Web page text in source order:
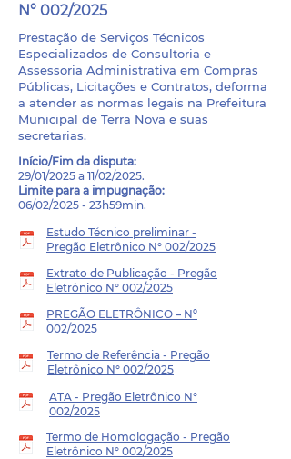
N° 002/2025
Prestação de Serviços Técnicos
Especializados de Consultoria e
Assessoria Administrativa em Compras
Públicas, Licitações e Contratos, deforma
a atender as normas legais na Prefeitura
Municipal de Terra Nova e suas
secretarias.
Início/Fim da disputa:
29/01/2025 a 11/02/2025.
Limite para a impugnação:
06/02/2025 - 23h59min.
Estudo Técnico preliminar -
Pregão Eletrônico N° 002/2025
Extrato de Publicação - Pregão
Eletrônico N° 002/2025
PREGÃO ELETRÔNICO – Nº
002/2025
Termo de Referência - Pregão
Eletrônico N° 002/2025
ATA - Pregão Eletrônico N°
002/2025
Termo de Homologação - Pregão
Eletrônico N° 002/2025